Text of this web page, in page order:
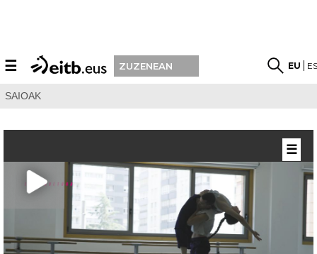
☰ ZUZENEAN EU
SAIOAK
☰